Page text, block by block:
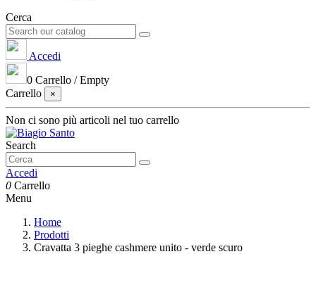
Cerca
Accedi
0 Carrello /Empty
Carrello
×
Non ci sono più articoli nel tuo carrello
Search
Accedi
0 Carrello
Menu
Home
Prodotti
Cravatta 3 pieghe cashmere unito - verde scuro